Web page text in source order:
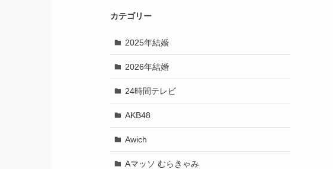
カテゴリー
2025年結婚
2026年結婚
24時間テレビ
AKB48
Awich
Aマッソ むらきゃみ